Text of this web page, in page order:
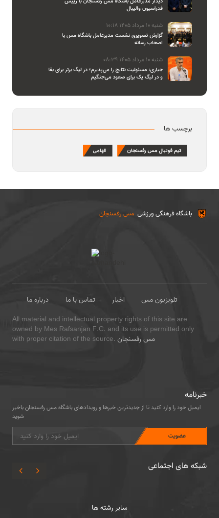
فدراسیون والیبال
شنبه 10 مرداد 1405 10:18
گزارش تصویری نشست مدیرعامل باشگاه مس با
اصحاب رسانه
شنبه 10 مرداد 1405 08:39
جباری: مسئولیت نتایج را می‌پذیرم؛ در لیگ برتر برای بقا
و در لیگ یک برای صعود می‌جنگیم
برچسب ها
تیم فوتبال مس رفسنجان الهامی
مس رفسنجان باشگاه فرهنگی ورزشی
درباره ما تماس با ما اخبار
تلویزیون مس
All material and intellectual property rights of this site are
owned by Mes Rafsanjan F.C. and its use is permitted only
with proper citation of the source. مس رفسنجان
خبرنامه
ایمیل خود را وارد کنید تا از جدیدترین خبرها و رویدادهای باشگاه مس رفسنجان باخبر
شوید
شبکه های اجتماعی
سایر رشته ها